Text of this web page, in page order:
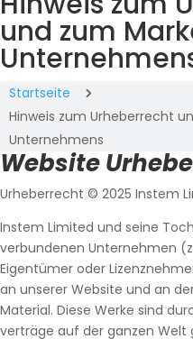
und zum
Startseite 5
Hinweis zum Urheberrecht
Unternehmens
Website
Urheberrecht © 2025 Instem
Instem Limited und seine
verbundenen Unternehmen
Eigentümer oder
an unserer Website und an
Material. Diese Werke sind
verträge auf der ganzen Welt